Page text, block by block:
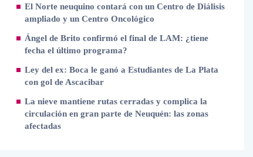
El Norte neuquino contará con un Centro de Diálisis
ampliado y un Centro Oncológico
Ángel de Brito confirmó el final de LAM: ¿tiene
fecha el último programa?
Ley del ex: Boca le ganó a Estudiantes de La Plata
con gol de Ascacibar
La nieve mantiene rutas cerradas y complica la
circulación en gran parte de Neuquén: las zonas
afectadas